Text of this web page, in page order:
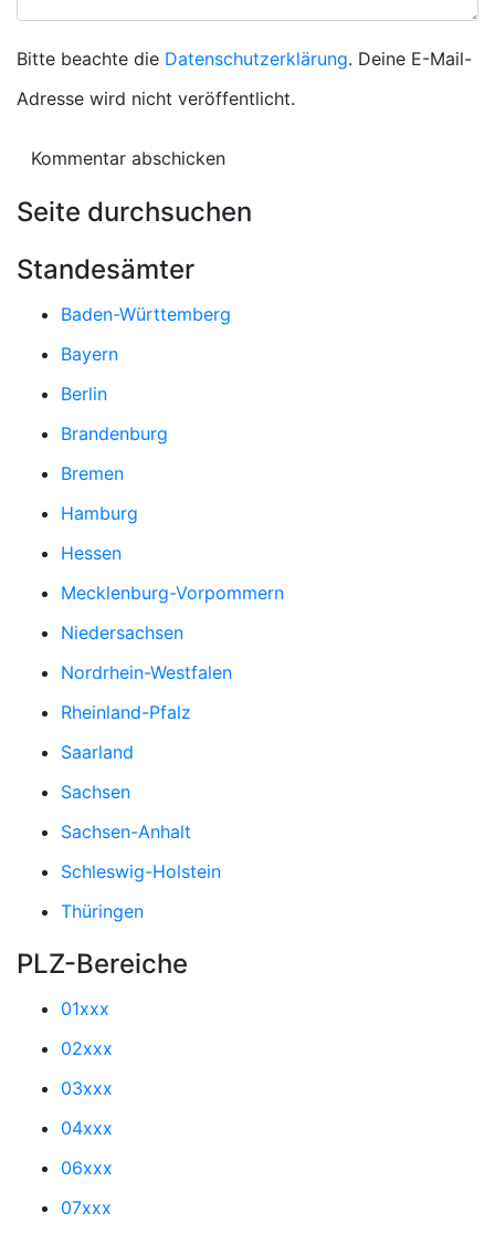
Bitte beachte die Datenschutzerklärung. Deine E-Mail-
Adresse wird nicht veröffentlicht.
Seite durchsuchen
Standesämter
Baden-Württemberg
Bayern
Berlin
Brandenburg
Bremen
Hamburg
Hessen
Mecklenburg-Vorpommern
Niedersachsen
Nordrhein-Westfalen
Rheinland-Pfalz
Saarland
Sachsen
Sachsen-Anhalt
Schleswig-Holstein
Thüringen
PLZ-Bereiche
01xxx
02xxx
03xxx
04xxx
06xxx
07xxx